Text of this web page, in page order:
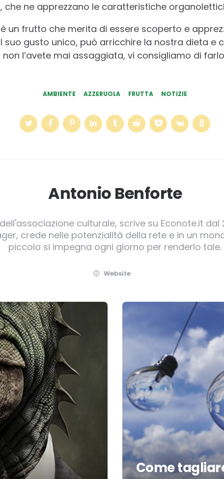
ne apprezzano le caratteristiche
è un frutto che merita di essere scoperto e
suo gusto unico, può arricchire la nostra dieta e
non l’avete mai assaggiata, vi consigliamo di
AMBIENTE AZZERUOLA FRUTTA NOTIZIE
Antonio Benforte
culturale, scrive su Econote.it dal
crede nelle potenzialità della rete e in un
piccolo si impegna ogni giorno per renderlo tale.
Website
Come